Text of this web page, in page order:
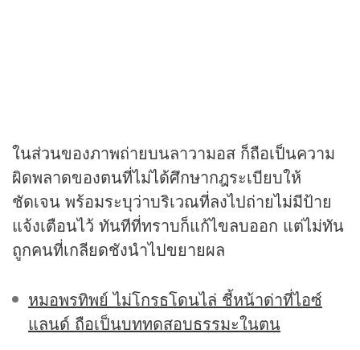
ในส่วนของภาพถ่ายบนลาวามอส ก็ถือเป็นความ
ผิดพลาดของตนที่ไม่ได้ศึกษากฎระเบียบให้
ชัดเจน พร้อมระบุว่าบริเวณที่ลงไปถ่ายไม่มีป้าย
แจ้งเตือนไว้ ทันทีที่ทราบก็แก้ไขลบออก แต่ไม่ทัน
ถูกคนที่เกลียดชังนำไปขยายผล
หมอพรทิพย์ ไม่โกรธโดนไล่ ชี้หน้าด่าที่ไอซ์
แลนด์ ถือเป็นบททดสอบธรรมะในตน